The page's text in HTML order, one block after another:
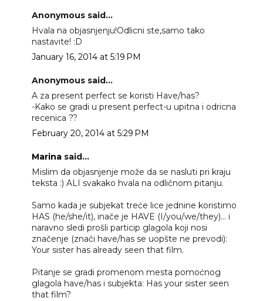
Anonymous said...
Hvala na objasnjenju!Odlicni ste,samo tako
nastavite! :D
January 16, 2014 at 5:19 PM
Anonymous said...
A za present perfect se koristi Have/has?
-Kako se gradi u present perfect-u upitna i odricna
recenica ??
February 20, 2014 at 5:29 PM
Marinasaid...
Mislim da objasnjenje može da se nasluti pri kraju
teksta :) ALI svakako hvala na odličnom pitanju.
Samo kada je subjekat treće lice jednine koristimo
HAS (he/she/it), inače je HAVE (I/you/we/they)... i
naravno sledi prošli particip glagola koji nosi
značenje (znači have/has se uopšte ne prevodi):
Your sister has already seen that film.
Pitanje se gradi promenom mesta pomoćnog
glagola have/has i subjekta: Has your sister seen
that film?